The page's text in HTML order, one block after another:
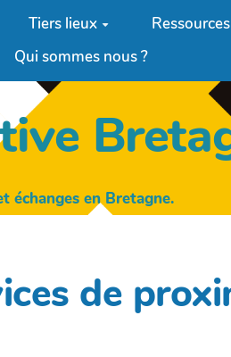
Tiers lieux Ressources
Qui sommes nous ?
échanges en Bretagne.
de